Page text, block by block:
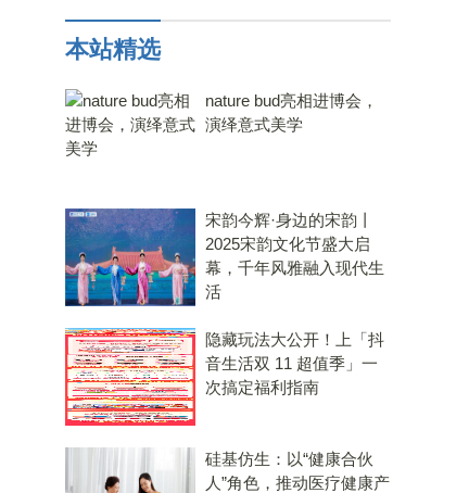
本站精选
nature bud亮相进博会，
演绎意式美学
宋韵今辉·身边的宋韵丨
2025宋韵文化节盛大启
幕，千年风雅融入现代生
活
隐藏玩法大公开！上「抖
音生活双 11 超值季」一
次搞定福利指南
硅基仿生：以“健康合伙
人”角色，推动医疗健康产